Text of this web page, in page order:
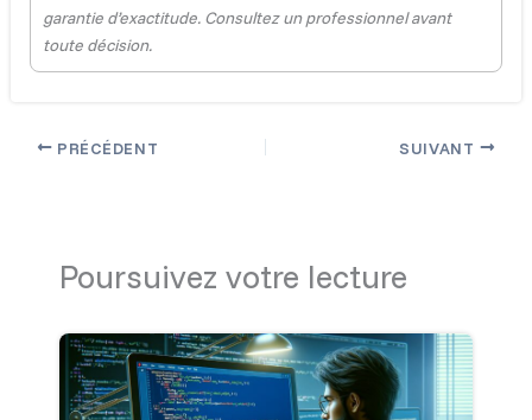
garantie d’exactitude. Consultez un professionnel avant
toute décision.
PRÉCÉDENT SUIVANT
Poursuivez votre lecture